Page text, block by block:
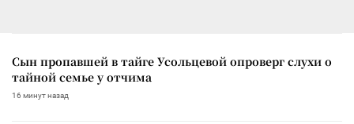
Сын пропавшей в тайге Усольцевой опроверг слухи о
тайной семье у отчима
16 минут назад